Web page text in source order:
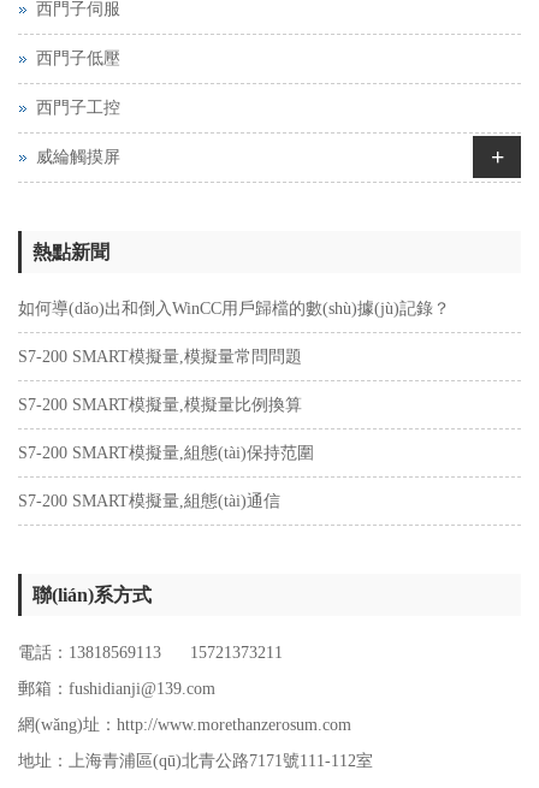
西門子伺服
西門子低壓
西門子工控
威綸觸摸屏 +
熱點新聞
如何導(dǎo)出和倒入WinCC用戶歸檔的數(shù)據(jù)記錄？
S7-200 SMART模擬量,模擬量常問問題
S7-200 SMART模擬量,模擬量比例換算
S7-200 SMART模擬量,組態(tài)保持范圍
S7-200 SMART模擬量,組態(tài)通信
聯(lián)系方式
電話：13818569113 15721373211
郵箱：fushidianji@139.com
網(wǎng)址：http://www.morethanzerosum.com
地址：
上海青浦區(qū)北青公路7171號111-112室